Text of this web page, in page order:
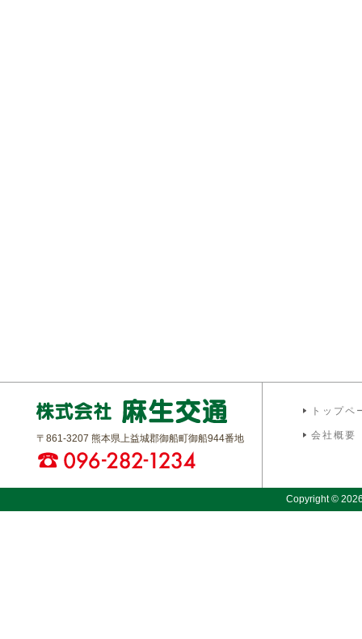
〒861-3207 熊本県上益城郡御船町御船944番地
トップペ
会社概要
Copyright ©